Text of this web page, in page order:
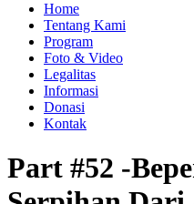
Home
Tentang Kami
Program
Foto & Video
Legalitas
Informasi
Donasi
Kontak
Part #52 -